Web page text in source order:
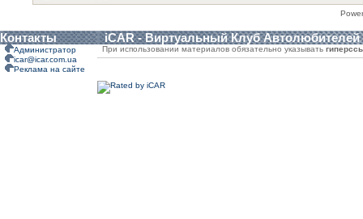
Контакты iCAR - Виртуальный Клуб Автолюбителей
Администратор
icar@icar.com.ua
Реклама на сайте
При использовании материалов обязательно указывать